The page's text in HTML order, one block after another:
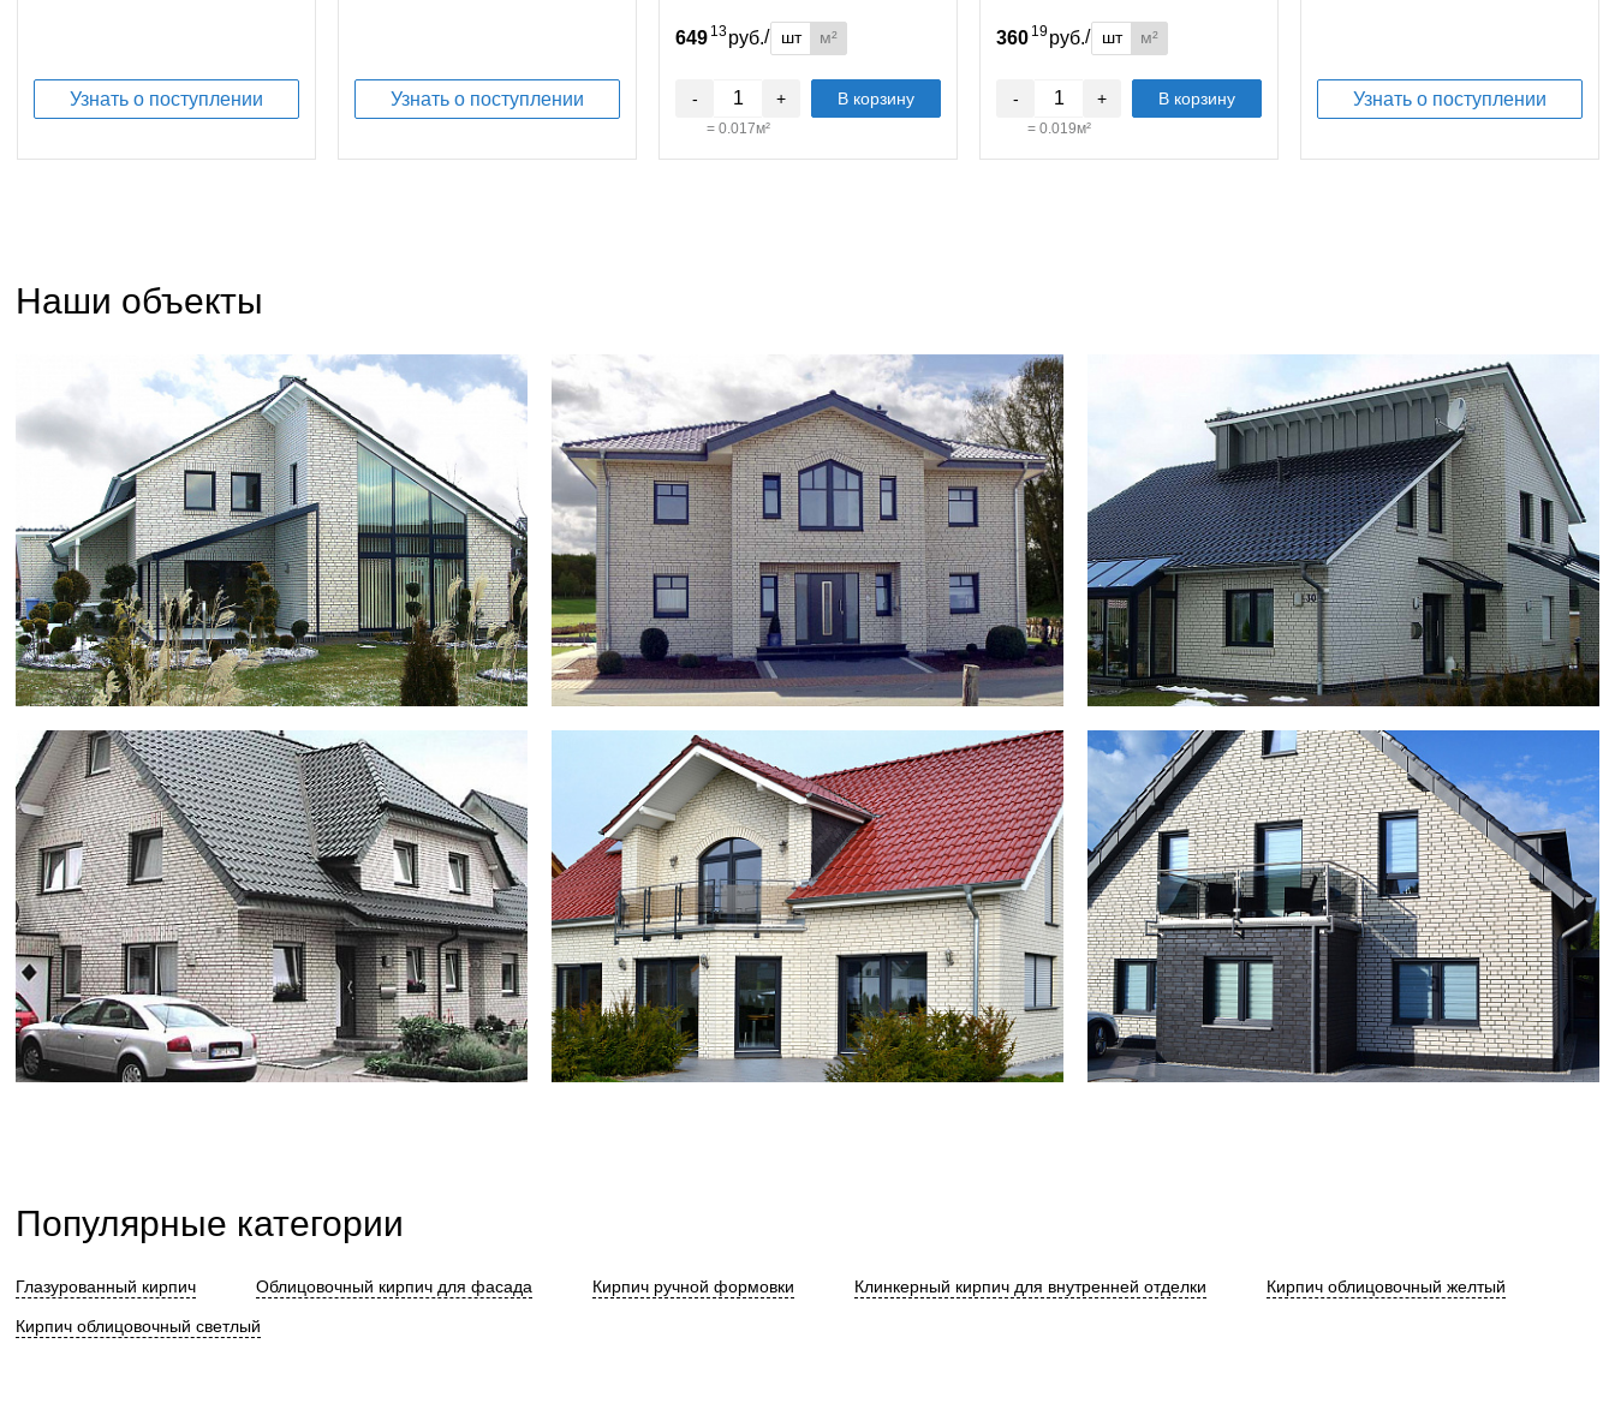
Узнать о поступлении Узнать о поступлении
649 13руб./ шт м²
- +
= 0.017м²
В корзину
360 19руб./ шт м²
- +
= 0.019м²
В корзину Узнать о поступлении
Наши объекты
Популярные категории
Глазурованный кирпич Облицовочный кирпич для фасада Кирпич ручной формовки Клинкерный кирпич для внутренней отделки Кирпич облицовочный желтый
Кирпич облицовочный светлый